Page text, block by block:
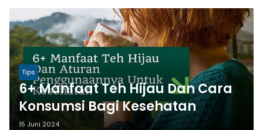
Tips
6+ Manfaat Teh Hijau Dan Cara
Konsumsi Bagi Kesehatan
15 Juni 2024